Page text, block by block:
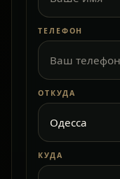
ТЕЛЕФОН
ОТКУДА
КУДА